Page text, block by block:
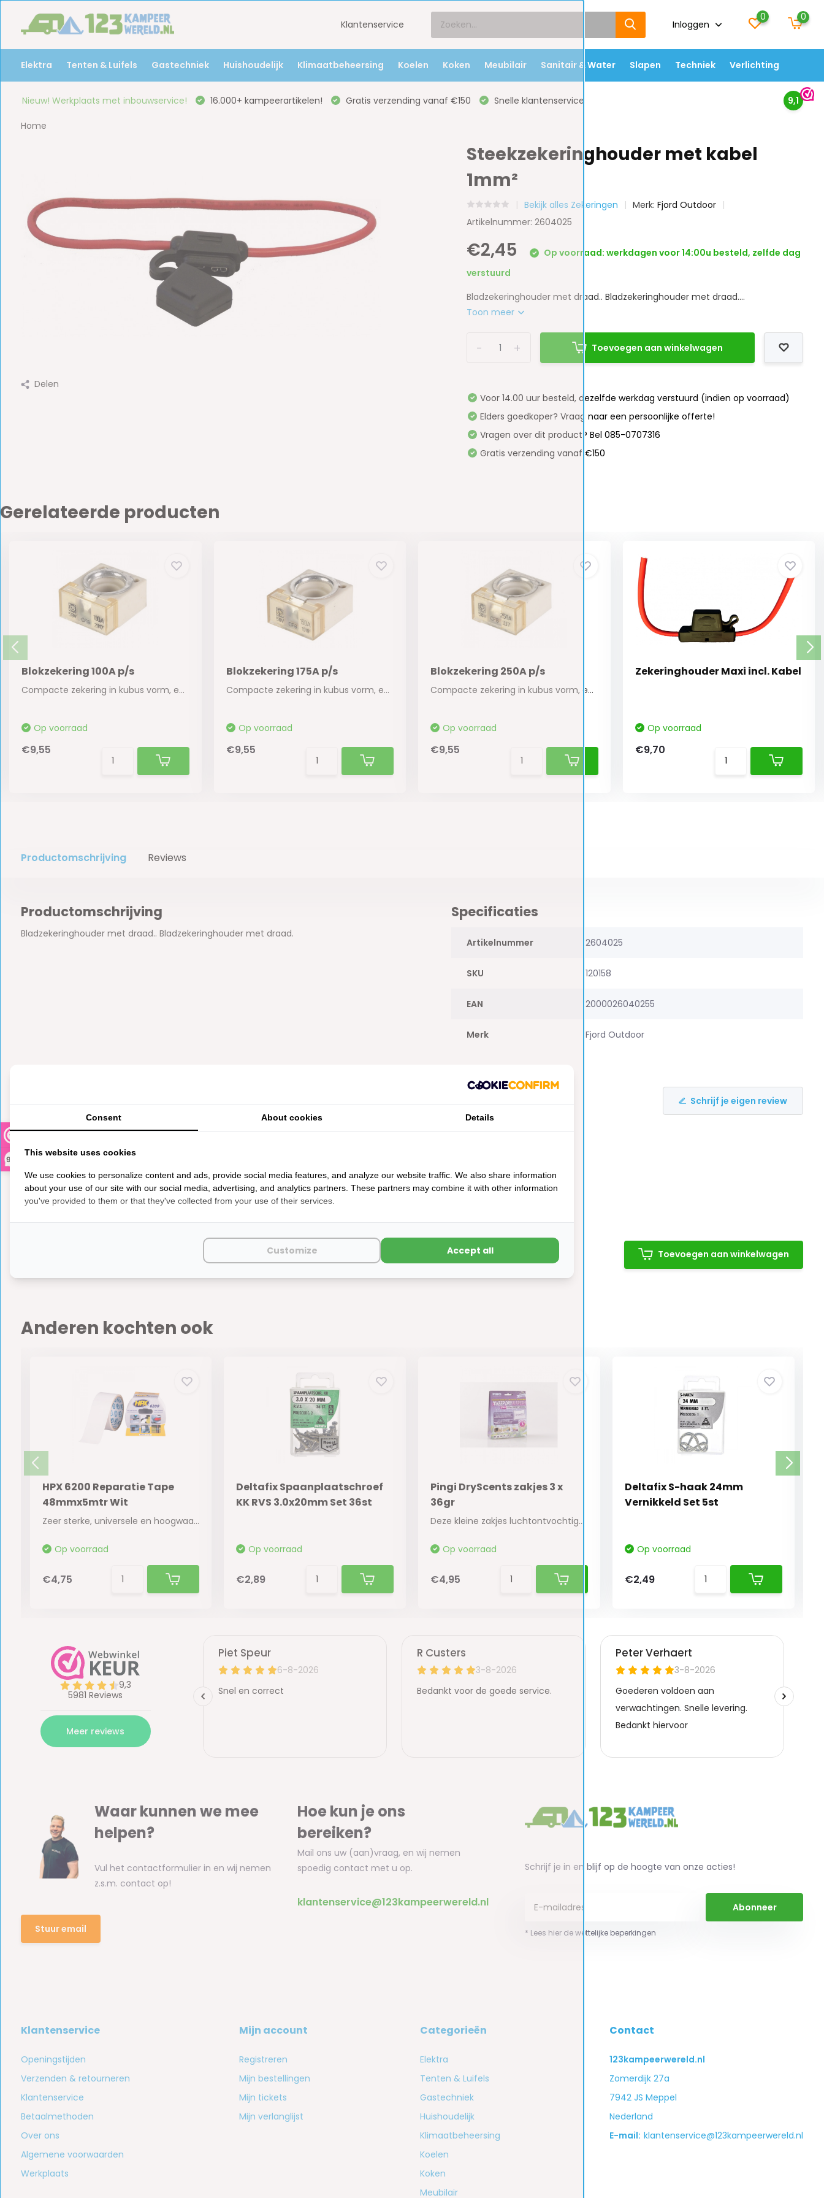
9,3
Klantenservice Inloggen
0 0
Elektra Tenten & Luifels Gastechniek Huishoudelijk Klimaatbeheersing Koelen Koken Meubilair Sanitair & Water Slapen Techniek Verlichting
Nieuw! Werkplaats met inbouwservice! 16.000+ kampeerartikelen! Gratis verzending vanaf €150 Snelle klantenservice 9,1
Home
Delen
Steekzekeringhouder met kabel
1mm²
Bekijk alles Zekeringen Merk:Fjord Outdoor
Artikelnummer: 2604025
€2,45
Op voorraad: werkdagen voor 14:00u besteld, zelfde dag
verstuurd
Bladzekeringhouder met draad.. Bladzekeringhouder met draad....
Toon meer
+
- Toevoegen aan winkelwagen
Voor 14.00 uur besteld, dezelfde werkdag verstuurd (indien op voorraad)
Elders goedkoper? Vraag naar een persoonlijke offerte!
Vragen over dit product? Bel 085-0707316
Gratis verzending vanaf €150
Gerelateerde producten
Blokzekering 100A p/s
Compacte zekering in kubus vorm, een ideale op...
Op voorraad
€9,55
Blokzekering 175A p/s
Compacte zekering in kubus vorm, een ideale op...
Op voorraad
€9,55
Blokzekering 250A p/s
Compacte zekering in kubus vorm, een ideale op...
Op voorraad
€9,55
Zekeringhouder Maxi incl. Kabel
Op voorraad
€9,70
Productomschrijving Reviews
Productomschrijving
Bladzekeringhouder met draad.. Bladzekeringhouder met draad.
Specificaties
Artikelnummer 2604025
SKU 120158
EAN 2000026040255
Merk Fjord Outdoor
from5
Schrijf je eigen review
Er zijn nog geen reviews geschreven over dit product..
Steekzekeringhouder met kabel 1mm²
Op voorraad: werkdagen voor 14:00u besteld, zelfde dag verstuurd
Toevoegen aan winkelwagen
Anderen kochten ook
HPX 6200 Reparatie Tape
48mmx5mtr Wit
Zeer sterke, universele en hoogwaardige pantse...
Op voorraad
€4,75
Deltafix Spaanplaatschroef
KK RVS 3.0x20mm Set 36st
Op voorraad
€2,89
Pingi DryScents zakjes 3 x
36gr
Deze kleine zakjes luchtontvochtiger Keep Dry...
Op voorraad
€4,95
Deltafix S-haak 24mm
Vernikkeld Set 5st
Op voorraad
€2,49
Waar kunnen we mee
helpen?
Vul het contactformulier in en wij nemen
z.s.m. contact op!
Stuur email
Hoe kun je ons
bereiken?
Mail ons uw (aan)vraag, en wij nemen
spoedig contact met u op.
klantenservice@123kampeerwereld.nl
Schrijf je in en blijf op de hoogte van onze acties!
Abonneer
* Lees hier de wettelijke beperkingen
Klantenservice
Openingstijden
Verzenden & retourneren
Klantenservice
Betaalmethoden
Over ons
Algemene voorwaarden
Werkplaats
Mijn account
Registreren
Mijn bestellingen
Mijn tickets
Mijn verlanglijst
Categorieën
Elektra
Tenten & Luifels
Gastechniek
Huishoudelijk
Klimaatbeheersing
Koelen
Koken
Meubilair
Contact
123kampeerwereld.nl
Zomerdijk 27a
7942 JS Meppel
Nederland
E-mail: klantenservice@123kampeerwereld.nl
Consent About cookies Details
This website uses cookies
We use cookies to personalize content and ads, provide social media features, and analyze our website traffic. We also share information
about your use of our site with our social media, advertising, and analytics partners. These partners may combine it with other information
you've provided to them or that they've collected from your use of their services.
Customize Accept all